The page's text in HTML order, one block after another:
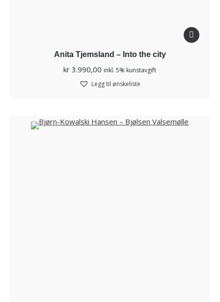
Anita Tjemsland – Into the city
kr 3.990,00 inkl. 5% kunstavgift
Legg til ønskeliste